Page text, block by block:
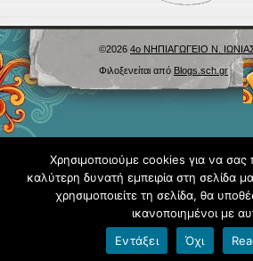
©2026 4ο ΝΗΠΙΑΓΩΓΕΙΟ Ν.
Φιλοξενείται από Blogs.sch.gr
Όροι χρήσης blogs.sch.gr|Δήλωση
Χρησιμοποιούμε cookies για να
καλύτερη δυνατή εμπειρία στη σελίδα
χρησιμοποιείτε τη σελίδα, θα
ικανοποιημένοι με
Εντάξει
Όχι